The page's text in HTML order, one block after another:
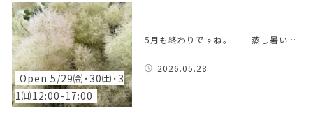
Open 5/29㈮･30㈯･3
1㈰12:00-17:00
5月も終わりですね。 蒸し暑い…
2026.05.28